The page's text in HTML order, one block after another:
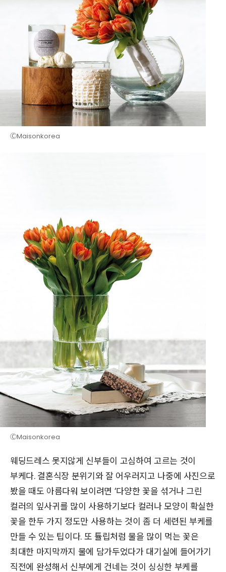
ⒸMaisonkorea
ⒸMaisonkorea
웨딩드레스 못지않게 신부들이 고심하여 고르는 것이
부케다. 결혼식장 분위기와 잘 어우러지고 나중에 사진으로
봤을 때도 아름다워 보이려면 ‘다양한 꽃을 섞거나 그린
컬러의 잎사귀를 많이 사용하기보다 컬러나 모양이 확실한
꽃을 한두 가지 정도만 사용하는 것이 좀 더 세련된 부케를
만들 수 있는 팁이다. 또 튤립처럼 물을 많이 먹는 꽃은
최대한 마지막까지 물에 담가두었다가 대기실에 들어가기
직전에 완성해서 신부에게 건네는 것이 싱싱한 부케를